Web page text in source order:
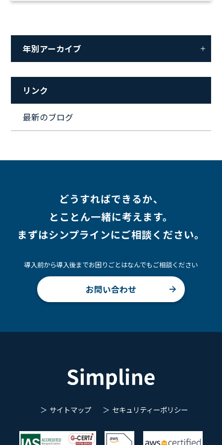
年別アーカイブ
リンク
最新のブログ
どうすればできるか、
とことん一緒に考えます。
まずはシンプラインにご相談ください。
導入前から導入後までお困りごとはなんでもご相談ください
お問い合わせ
サイトマップ セキュリティーポリシー